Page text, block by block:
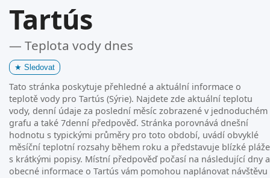
Tartús
— Teplota vody dnes
★ Sledovat
Tato stránka poskytuje přehledné a aktuální informace o
teplotě vody pro Tartús (Sýrie). Najdete zde aktuální teplotu
vody, denní údaje za poslední měsíc zobrazené v jednoduchém
grafu a také 7denní předpověď. Stránka porovnává dnešní
hodnotu s typickými průměry pro toto období, uvádí obvyklé
měsíční teplotní rozsahy během roku a představuje blízké pláže
s krátkými popisy. Místní předpověď počasí na následující dny a
obecné informace o Tartús vám pomohou naplánovat návštěvu